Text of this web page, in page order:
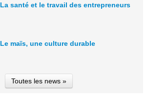
La santé et le travail des entrepreneurs
Le maïs, une culture durable
Toutes les news »